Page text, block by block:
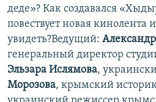
деде»? Как создавался
повествует новая кинолента
увидеть?Ведущий:
генеральный директор
Эльзара Ислямова,
Морозова, крымский